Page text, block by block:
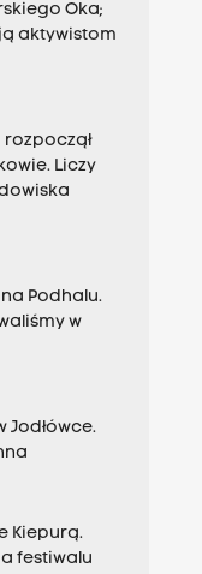
Oka;
aktywistom
rozpoczął
Liczy
Podhalu.
w
Jodłówce.
Kiepurą.
festiwalu